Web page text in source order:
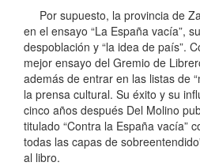
Por supuesto, la provincia de
en el ensayo “La España vacía”,
despoblación y “la idea de país”.
mejor ensayo del Gremio de
además de entrar en las listas de
la prensa cultural. Su éxito y su
cinco años después Del Molino
titulado “Contra la España vacía”
todas las capas de
al libro.